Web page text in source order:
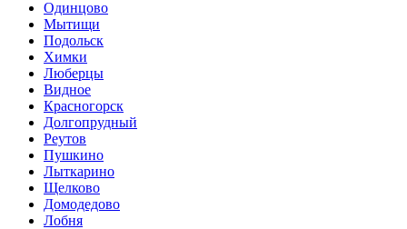
Одинцово
Мытищи
Подольск
Химки
Люберцы
Видное
Красногорск
Долгопрудный
Реутов
Пушкино
Лыткарино
Щелково
Домодедово
Лобня